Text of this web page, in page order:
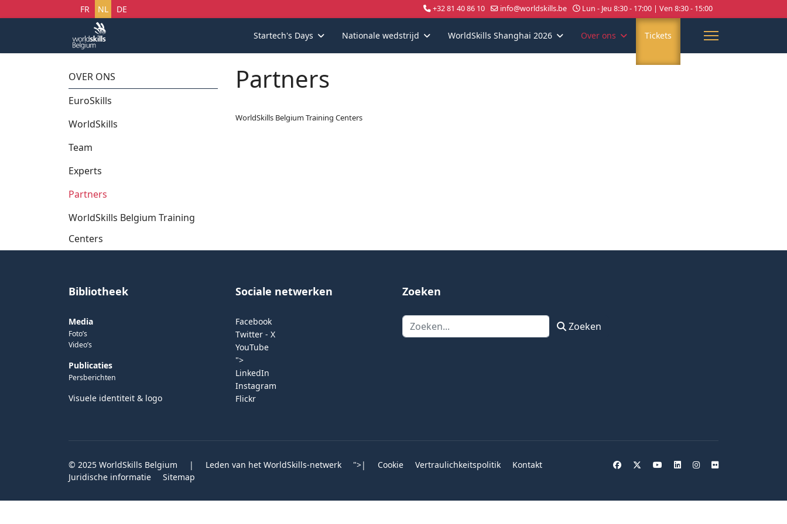
Selecteer uw taal
FR NL DE +32 81 40 86 10 info@worldskills.be Lun - Jeu 8:30 - 17:00 | Ven 8:30 - 15:00
Startech's Days Nationale wedstrijd WorldSkills Shanghai 2026 Over ons Tickets
OVER ONS
EuroSkills
WorldSkills
Team
Experts
Partners
WorldSkills Belgium Training
Centers
Partners
WorldSkills Belgium Training Centers
Bibliotheek
Media
Foto’s
Video’s
Publicaties
Persberichten
Visuele identiteit & logo
Sociale netwerken
Facebook
Twitter - X
YouTube
">
LinkedIn
Instagram
Flickr
Zoeken
Zoeken Zoeken
© 2025 WorldSkills Belgium | Leden van het WorldSkills-netwerk ">| Cookie Vertraulichkeitspolitik
Kontakt
Juridische informatie
Sitemap